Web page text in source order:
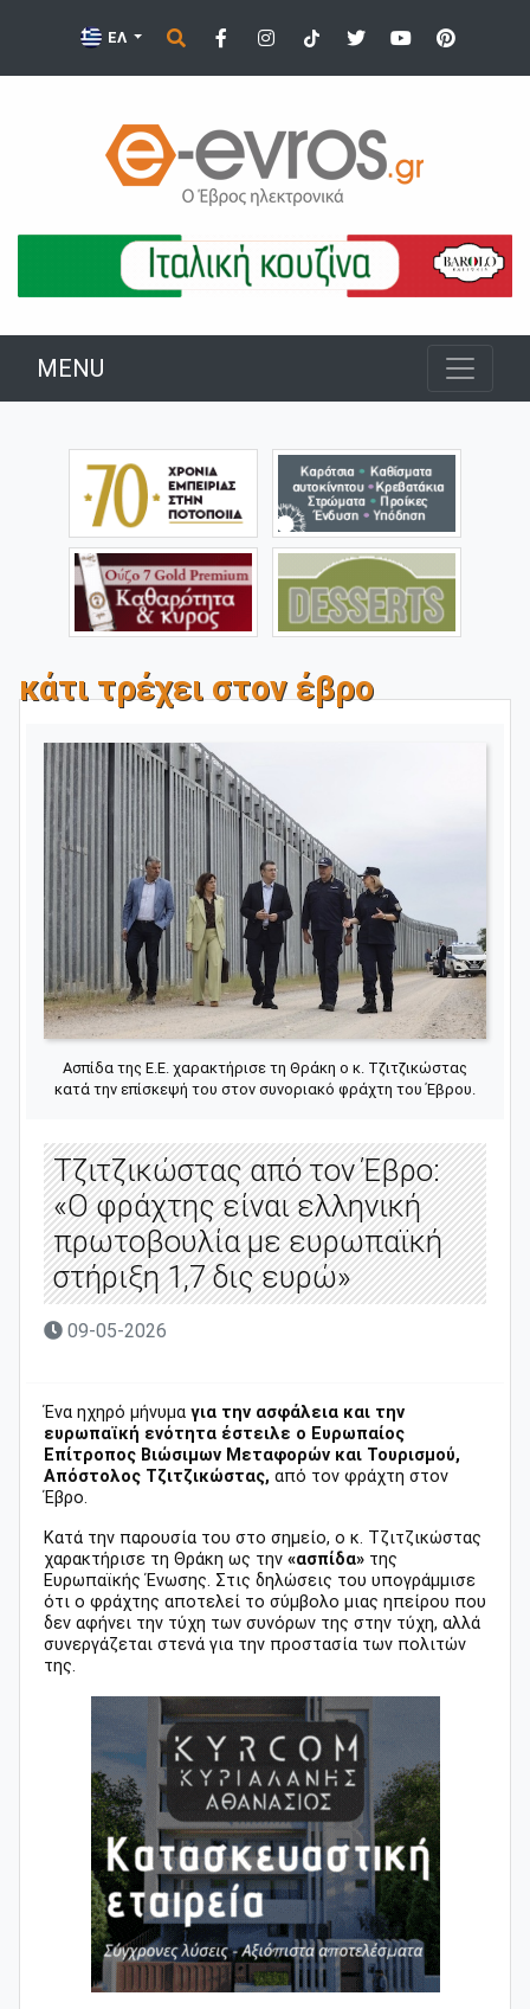
ΕΛ
MENU
κάτι τρέχει στον έβρο
Ασπίδα της Ε.Ε. χαρακτήρισε τη Θράκη ο κ. Τζιτζικώστας
κατά την επίσκεψή του στον συνοριακό φράχτη του Έβρου.
Τζιτζικώστας από τον Έβρο:
«Ο φράχτης είναι ελληνική
πρωτοβουλία με ευρωπαϊκή
στήριξη 1,7 δις ευρώ»
09-05-2026
Ένα ηχηρό μήνυμα για την ασφάλεια και την
ευρωπαϊκή ενότητα έστειλε ο Ευρωπαίος
Επίτροπος Βιώσιμων Μεταφορών και Τουρισμού,
Απόστολος Τζιτζικώστας, από τον φράχτη στον
Έβρο.
Κατά την παρουσία του στο σημείο, ο κ. Τζιτζικώστας
χαρακτήρισε τη Θράκη ως την «ασπίδα» της
Ευρωπαϊκής Ένωσης. Στις δηλώσεις του υπογράμμισε
ότι ο φράχτης αποτελεί το σύμβολο μιας ηπείρου που
δεν αφήνει την τύχη των συνόρων της στην τύχη, αλλά
συνεργάζεται στενά για την προστασία των πολιτών
της.